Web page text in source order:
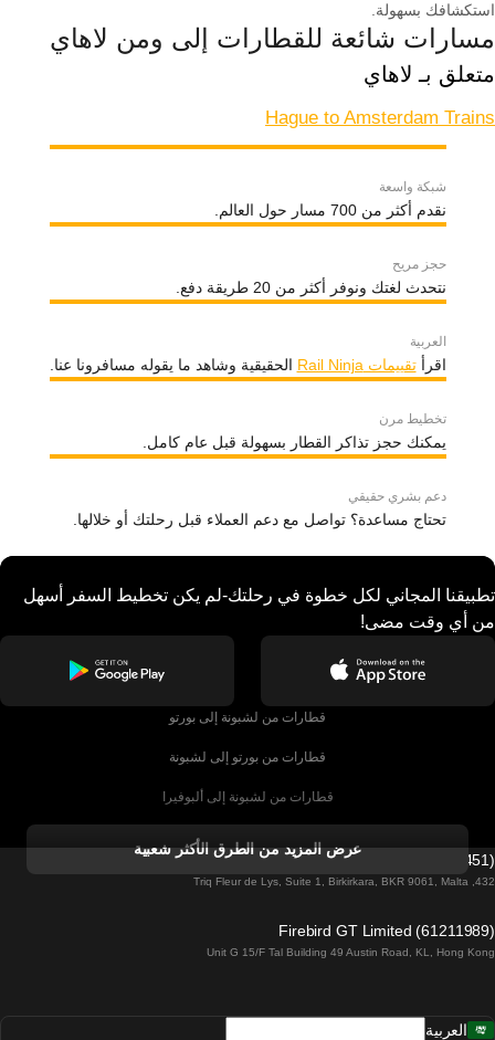
استكشافك بسهولة.
مسارات شائعة للقطارات إلى ومن لاهاي
متعلق بـ لاهاي
Hague to Amsterdam Trains
شبكة واسعة
نقدم أكثر من 700 مسار حول العالم.
حجز مريح
نتحدث لغتك ونوفر أكثر من 20 طريقة دفع.
العربية
اقرأتقييمات Rail Ninja الحقيقية وشاهد ما يقوله مسافرونا عنا.
تخطيط مرن
يمكنك حجز تذاكر القطار بسهولة قبل عام كامل.
دعم بشري حقيقي
تحتاج مساعدة؟ تواصل مع دعم العملاء قبل رحلتك أو خلالها.
تطبيقنا المجاني لكل خطوة في رحلتك-لم يكن تخطيط السفر أسهل
من أي وقت مضى!
قطارات من لشبونة إلى بورتو
قطارات من بورتو إلى لشبونة
قطارات من لشبونة إلى ألبوفيرا
قطارات من ألبوفيرا إلى لشبونة
قطارات من لشبونة إلى لاغوس
قطارات من لشبونة إلى مدريد
عرض المزيد من الطرق الأكثر شعبية
Firebird GT Limited (OC 1451)
432, Triq Fleur de Lys, Suite 1, Birkirkara, BKR 9061, Malta
Firebird GT Limited (61211989)
Unit G 15/F Tal Building 49 Austin Road, KL, Hong Kong
العربية